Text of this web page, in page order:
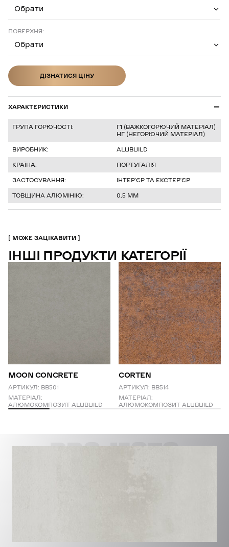
Обрати
ПОВЕРХНЯ:
Обрати
ДІЗНАТИСЯ ЦІНУ
ХАРАКТЕРИСТИКИ
ГРУПА ГОРЮЧОСТІ:
Г1 (ВАЖКОГОРЮЧИЙ МАТЕРІАЛ)
НГ (НЕГОРЮЧИЙ МАТЕРІАЛ)
ВИРОБНИК:
ALUBUILD
КРАЇНА:
ПОРТУГАЛІЯ
ЗАСТОСУВАННЯ:
ІНТЕРʼЄР ТА ЕКСТЕРʼЄР
ТОВЩИНА АЛЮМІНІЮ:
0,5 ММ
МОЖЕ ЗАЦІКАВИТИ
ІНШІ ПРОДУКТИ КАТЕГОРІЇ
MOON CONCRETE
АРТИКУЛ: BB501
МАТЕРІАЛ:
АЛЮМОКОМПОЗИТ ALUBUILD
CORTEN
АРТИКУЛ: BB514
МАТЕРІАЛ:
АЛЮМОКОМПОЗИТ ALUBUILD
PROJECTS